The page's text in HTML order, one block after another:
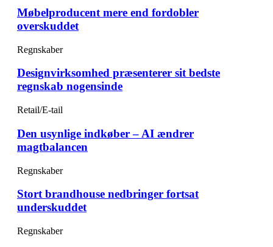
Møbelproducent mere end fordobler
overskuddet
Regnskaber
Designvirksomhed præsenterer sit bedste
regnskab nogensinde
Retail/E-tail
Den usynlige indkøber – AI ændrer
magtbalancen
Regnskaber
Stort brandhouse nedbringer fortsat
underskuddet
Regnskaber